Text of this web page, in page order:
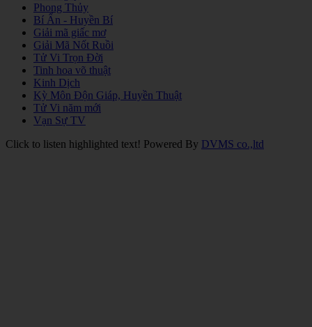
Phong Thủy
Bí Ẩn - Huyền Bí
Giải mã giấc mơ
Giải Mã Nốt Ruồi
Tử Vi Trọn Đời
Tinh hoa võ thuật
Kinh Dịch
Kỳ Môn Độn Giáp, Huyền Thuật
Tử Vi năm mới
Vạn Sự TV
Click to listen highlighted text! Powered By DVMS co.,ltd